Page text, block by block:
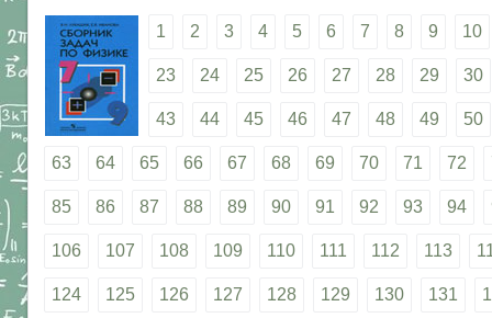
1 2 3 4 5 6 7 8 9 10
23 24 25 26 27 28 29 30
43 44 45 46 47 48 49 50
63 64 65 66 67 68 69 70 71 72
85 86 87 88 89 90 91 92 93 94
106 107 108 109 110 111 112 113
124 125 126 127 128 129 130 131